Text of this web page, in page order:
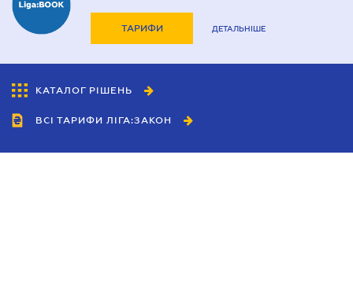
ТАРИФИ ДЕТАЛЬНІШЕ
КАТАЛОГ РІШЕНЬ
ВСІ ТАРИФИ ЛІГА:ЗАКОН